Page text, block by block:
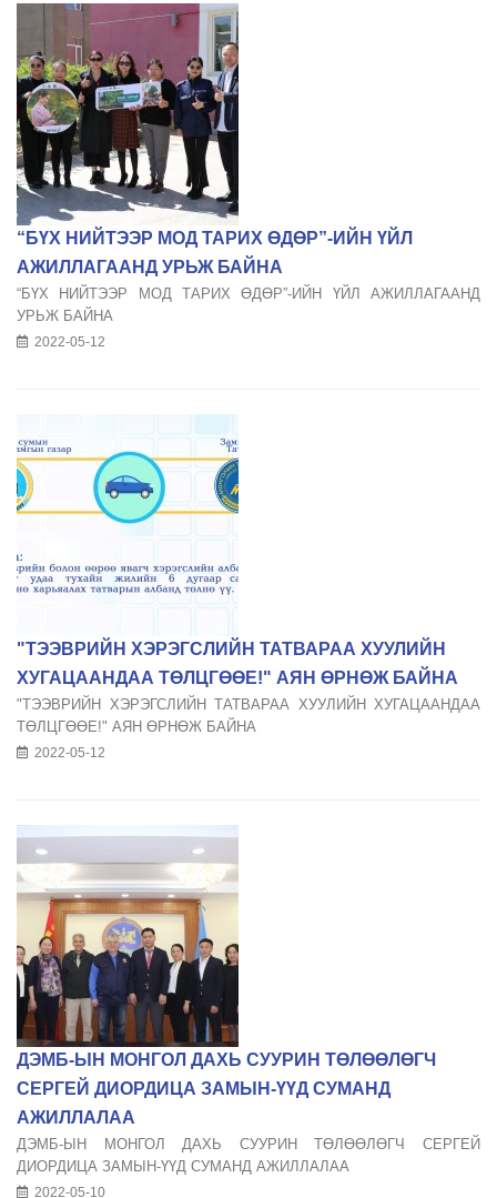
“БҮХ НИЙТЭЭР МОД ТАРИХ ӨДӨР”-ИЙН ҮЙЛ
АЖИЛЛАГААНД УРЬЖ БАЙНА
“БҮХ НИЙТЭЭР МОД ТАРИХ ӨДӨР”-ИЙН ҮЙЛ АЖИЛЛАГААНД
УРЬЖ БАЙНА
2022-05-12
"ТЭЭВРИЙН ХЭРЭГСЛИЙН ТАТВАРАА ХУУЛИЙН
ХУГАЦААНДАА ТӨЛЦГӨӨЕ!" АЯН ӨРНӨЖ БАЙНА
"ТЭЭВРИЙН ХЭРЭГСЛИЙН ТАТВАРАА ХУУЛИЙН ХУГАЦААНДАА
ТӨЛЦГӨӨЕ!" АЯН ӨРНӨЖ БАЙНА
2022-05-12
ДЭМБ-ЫН МОНГОЛ ДАХЬ СУУРИН ТӨЛӨӨЛӨГЧ
СЕРГЕЙ ДИОРДИЦА ЗАМЫН-ҮҮД СУМАНД
АЖИЛЛАЛАА
ДЭМБ-ЫН МОНГОЛ ДАХЬ СУУРИН ТӨЛӨӨЛӨГЧ СЕРГЕЙ
ДИОРДИЦА ЗАМЫН-ҮҮД СУМАНД АЖИЛЛАЛАА
2022-05-10